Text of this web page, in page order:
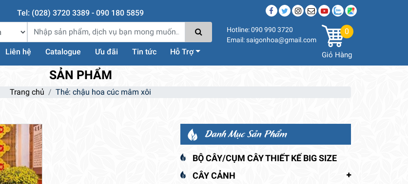
Tel: (028) 3720 3389 - 090 180 5859
Liên hệ Catalogue Ưu đãi Tin tức Hỗ Trợ
Hotline: 090 990 3720
Email: saigonhoa@gmail.com
0
Giỏ Hàng
SẢN PHẨM
Trang chủ Thẻ: chậu hoa cúc mâm xôi
Danh Mục Sản Phẩm
BỘ CÂY/CỤM CÂY THIẾT KẾ BIG SIZE
CÂY CẢNH